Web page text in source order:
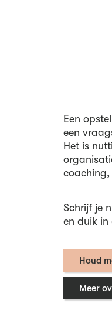
Een
een
Het is
coaching,
Schrijf je
en duik in
Houd
Meer